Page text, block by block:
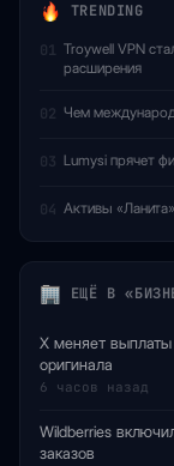
TRENDING
01 Troywell VPN
расширения
02 Чем
03 Lumysi прячет
04 Активы
ЕЩЁ В
X меняет
оригинала
6 часов назад
Wildberries
заказов